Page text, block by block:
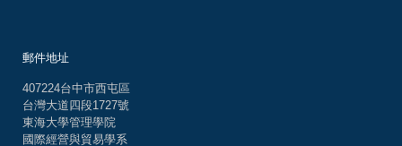
郵件地址
407224台中市西屯區
台灣大道四段1727號
東海大學管理學院
國際經營與貿易學系